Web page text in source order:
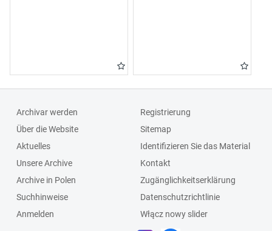
Archivar werden
Über die Website
Aktuelles
Unsere Archive
Archive in Polen
Suchhinweise
Anmelden
Registrierung
Sitemap
Identifizieren Sie das Material
Kontakt
Zugänglichkeitserklärung
Datenschutzrichtlinie
Włącz nowy slider